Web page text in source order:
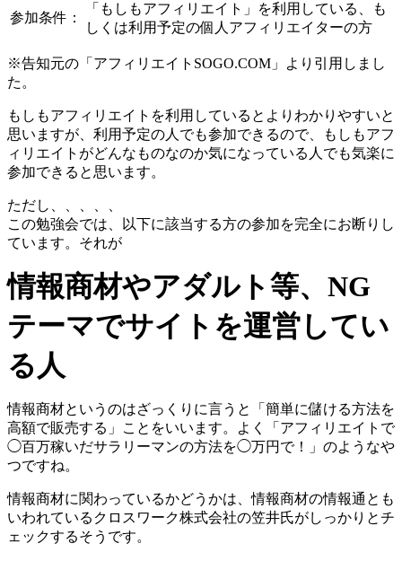
参加条件：
「もしもアフィリエイト」を利用している、も
しくは利用予定の個人アフィリエイターの方
※告知元の「アフィリエイトSOGO.COM」より引用しまし
た。
もしもアフィリエイトを利用しているとよりわかりやすいと
思いますが、利用予定の人でも参加できるので、もしもアフ
ィリエイトがどんなものなのか気になっている人でも気楽に
参加できると思います。
ただし、、、、、
この勉強会では、以下に該当する方の参加を完全にお断りし
ています。それが
情報商材やアダルト等、NG
テーマでサイトを運営してい
る人
情報商材というのはざっくりに言うと「簡単に儲ける方法を
高額で販売する」ことをいいます。よく「アフィリエイトで
◯百万稼いだサラリーマンの方法を◯万円で！」のようなや
つですね。
情報商材に関わっているかどうかは、情報商材の情報通とも
いわれているクロスワーク株式会社の笠井氏がしっかりとチ
ェックするそうです。